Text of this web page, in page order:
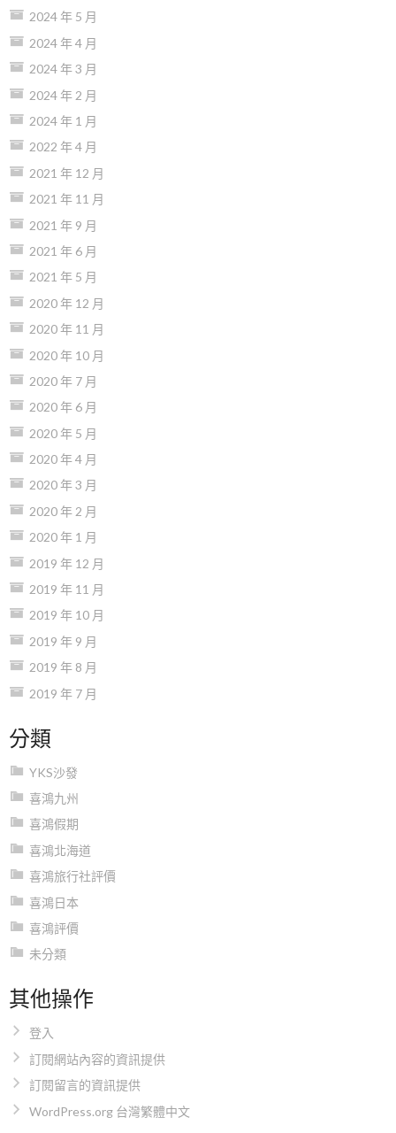
2024 年 5 月
2024 年 4 月
2024 年 3 月
2024 年 2 月
2024 年 1 月
2022 年 4 月
2021 年 12 月
2021 年 11 月
2021 年 9 月
2021 年 6 月
2021 年 5 月
2020 年 12 月
2020 年 11 月
2020 年 10 月
2020 年 7 月
2020 年 6 月
2020 年 5 月
2020 年 4 月
2020 年 3 月
2020 年 2 月
2020 年 1 月
2019 年 12 月
2019 年 11 月
2019 年 10 月
2019 年 9 月
2019 年 8 月
2019 年 7 月
分類
YKS沙發
喜鴻九州
喜鴻假期
喜鴻北海道
喜鴻旅行社評價
喜鴻日本
喜鴻評價
未分類
其他操作
登入
訂閱網站內容的資訊提供
訂閱留言的資訊提供
WordPress.org 台灣繁體中文